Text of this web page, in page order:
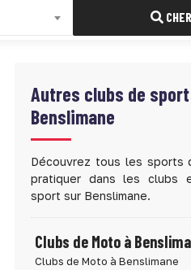
Autres clubs de
Benslimane
Découvrez tous les sports
pratiquer dans les clubs
sport sur Benslimane.
Clubs de Moto à
Clubs de Moto à Benslimane